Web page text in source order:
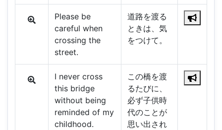
Please be
careful when
crossing the
street.
道路を渡る
ときは、気
をつけて。
I never cross
this bridge
without being
reminded of my
childhood.
この橋を渡
るたびに、
必ず子供時
代のことが
思い出され